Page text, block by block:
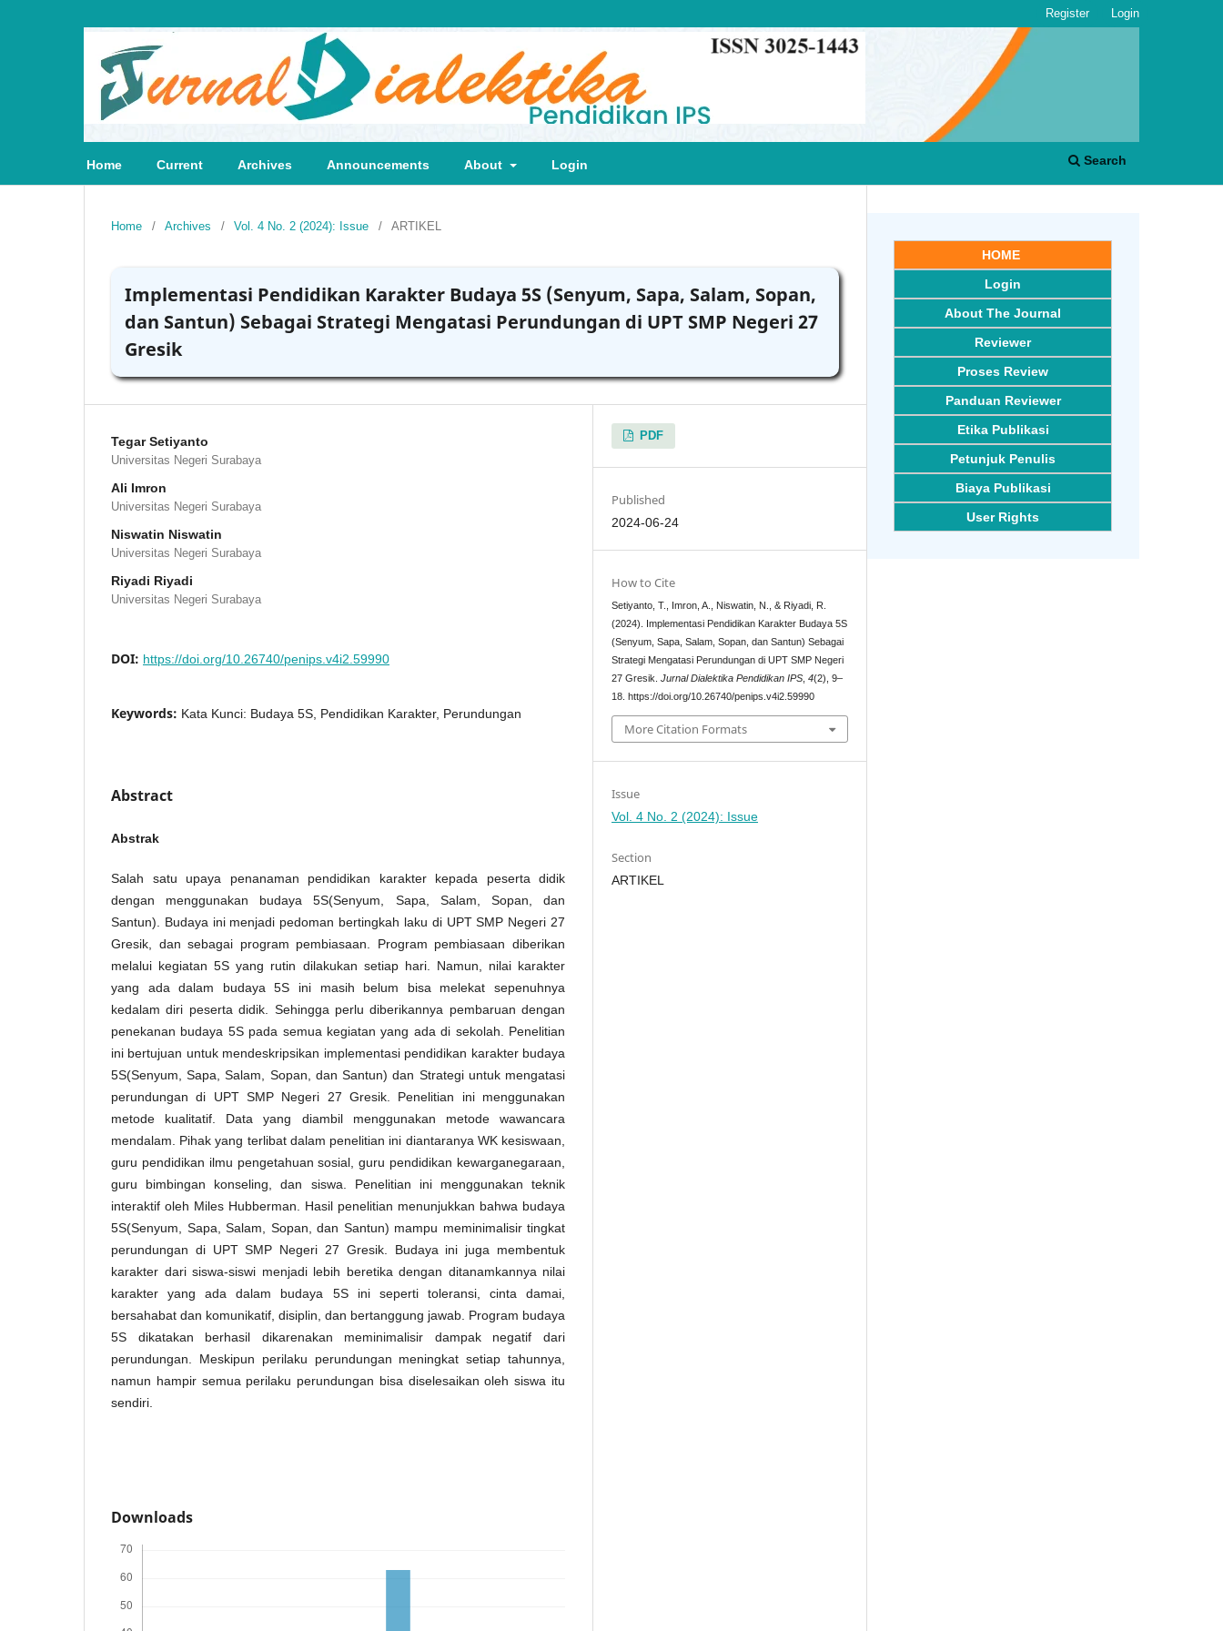
Home Current Archives Announcements About Login Search
Register Login
Home / Archives / Vol. 4 No. 2 (2024): Issue / ARTIKEL
Implementasi Pendidikan Karakter Budaya 5S (Senyum, Sapa, Salam, Sopan,
dan Santun) Sebagai Strategi Mengatasi Perundungan di UPT SMP Negeri 27
Gresik
Tegar Setiyanto
Universitas Negeri Surabaya
Ali Imron
Universitas Negeri Surabaya
Niswatin Niswatin
Universitas Negeri Surabaya
Riyadi Riyadi
Universitas Negeri Surabaya
DOI: https://doi.org/10.26740/penips.v4i2.59990
Keywords: Kata Kunci: Budaya 5S, Pendidikan Karakter, Perundungan
Abstract
Abstrak
Salah satu upaya penanaman pendidikan karakter kepada peserta didik
dengan menggunakan budaya 5S(Senyum, Sapa, Salam, Sopan, dan
Santun). Budaya ini menjadi pedoman bertingkah laku di UPT SMP Negeri 27
Gresik, dan sebagai program pembiasaan. Program pembiasaan diberikan
melalui kegiatan 5S yang rutin dilakukan setiap hari. Namun, nilai karakter
yang ada dalam budaya 5S ini masih belum bisa melekat sepenuhnya
kedalam diri peserta didik. Sehingga perlu diberikannya pembaruan dengan
penekanan budaya 5S pada semua kegiatan yang ada di sekolah. Penelitian
ini bertujuan untuk mendeskripsikan implementasi pendidikan karakter budaya
5S(Senyum, Sapa, Salam, Sopan, dan Santun) dan Strategi untuk mengatasi
perundungan di UPT SMP Negeri 27 Gresik. Penelitian ini menggunakan
metode kualitatif. Data yang diambil menggunakan metode wawancara
mendalam. Pihak yang terlibat dalam penelitian ini diantaranya WK kesiswaan,
guru pendidikan ilmu pengetahuan sosial, guru pendidikan kewarganegaraan,
guru bimbingan konseling, dan siswa. Penelitian ini menggunakan teknik
interaktif oleh Miles Hubberman. Hasil penelitian menunjukkan bahwa budaya
5S(Senyum, Sapa, Salam, Sopan, dan Santun) mampu meminimalisir tingkat
perundungan di UPT SMP Negeri 27 Gresik. Budaya ini juga membentuk
karakter dari siswa-siswi menjadi lebih beretika dengan ditanamkannya nilai
karakter yang ada dalam budaya 5S ini seperti toleransi, cinta damai,
bersahabat dan komunikatif, disiplin, dan bertanggung jawab. Program budaya
5S dikatakan berhasil dikarenakan meminimalisir dampak negatif dari
perundungan. Meskipun perilaku perundungan meningkat setiap tahunnya,
namun hampir semua perilaku perundungan bisa diselesaikan oleh siswa itu
sendiri.
Downloads
PDF
Published
2024-06-24
How to Cite
Setiyanto, T., Imron, A., Niswatin, N., & Riyadi, R.
(2024). Implementasi Pendidikan Karakter Budaya 5S
(Senyum, Sapa, Salam, Sopan, dan Santun) Sebagai
Strategi Mengatasi Perundungan di UPT SMP Negeri
27 Gresik.Jurnal Dialektika Pendidikan IPS ,4(2), 9–
18. https://doi.org/10.26740/penips.v4i2.59990
More Citation Formats
Issue
Vol. 4 No. 2 (2024): Issue
Section
ARTIKEL
HOME
Login
About The Journal
Reviewer
Proses Review
Panduan Reviewer
Etika Publikasi
Petunjuk Penulis
Biaya Publikasi
User Rights